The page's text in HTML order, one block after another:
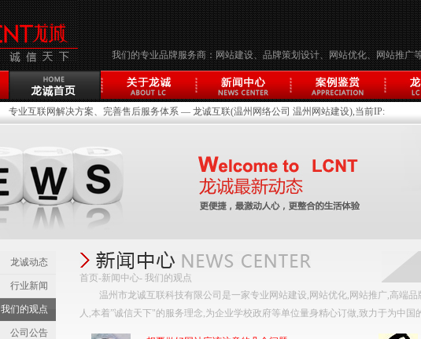
我们的专业品牌服务商：网站建设、品牌策划设计、网站优化、网站推广
专业互联网解决方案、完善售后服务体系 — 龙诚互联(温州网络公司 温州网站建设),当前IP:
龙诚动态
行业新闻
我们的观点
公司公告
首页-新闻中心- 我们的观点
温州市龙诚互联科技有限公司是一家专业网站建设,网站优化,网站推广,高端
人,本着”诚信天下"的服务理念,为企业学校政府等单位量身精心订做,致力于为中国